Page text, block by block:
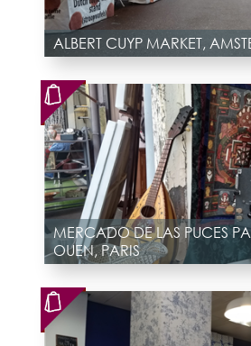
ALBERT CUYP MARKET,
MERCADO DE LAS PUCES
OUEN, PARIS